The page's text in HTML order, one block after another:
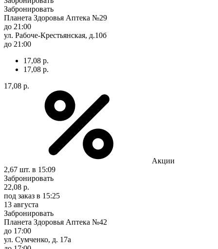
Забронировать
Планета Здоровья Аптека №29
до 21:00
ул. Рабоче-Крестьянская, д.10б
до 21:00
17,08 р.
17,08 р.
17,08 р.
Акции
2,67 шт. в 15:09
Забронировать
22,08 р.
под заказ в 15:25
13 августа
Забронировать
Планета Здоровья Аптека №42
до 17:00
ул. Сумченко, д. 17а